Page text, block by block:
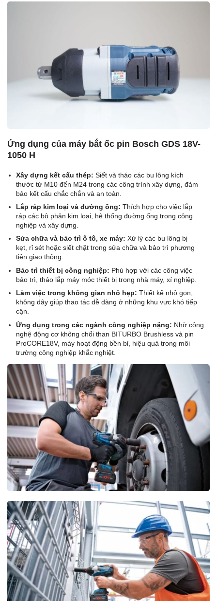
Ứng dụng của máy bắt ốc pin Bosch GDS 18V-
1050 H
Xây dựng kết cấu thép: Siết và tháo các bu lông kích
thước từ M10 đến M24 trong các công trình xây dựng, đảm
bảo kết cấu chắc chắn và an toàn.
Lắp ráp kim loại và đường ống: Thích hợp cho việc lắp
ráp các bộ phận kim loại, hệ thống đường ống trong công
nghiệp và xây dựng.
Sửa chữa và bảo trì ô tô, xe máy: Xử lý các bu lông bị
kẹt, rỉ sét hoặc siết chặt trong sửa chữa và bảo trì phương
tiện giao thông.
Bảo trì thiết bị công nghiệp: Phù hợp với các công việc
bảo trì, tháo lắp máy móc thiết bị trong nhà máy, xí nghiệp.
Làm việc trong không gian nhỏ hẹp: Thiết kế nhỏ gọn,
không dây giúp thao tác dễ dàng ở những khu vực khó tiếp
cận.
Ứng dụng trong các ngành công nghiệp nặng: Nhờ công
nghệ động cơ không chổi than BITURBO Brushless và pin
ProCORE18V, máy hoạt động bền bỉ, hiệu quả trong môi
trường công nghiệp khắc nghiệt.